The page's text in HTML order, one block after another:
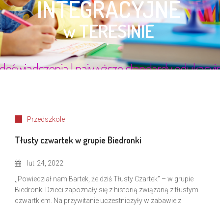
Przedszkole
Tłusty czwartek w grupie Biedronki
lut 24, 2022
,,Powiedział nam Bartek, że dziś Tłusty Czartek” – w grupie
Biedronki Dzieci zapoznały się z historią związaną z tłustym
czwartkiem. Na przywitanie uczestniczyły w zabawie z